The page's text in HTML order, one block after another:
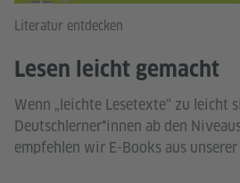
Literatur entdecken
Lesen leicht gemacht
Wenn „leichte Lesetexte“ zu leicht
Deutschlerner*innen ab den
empfehlen wir E-Books aus